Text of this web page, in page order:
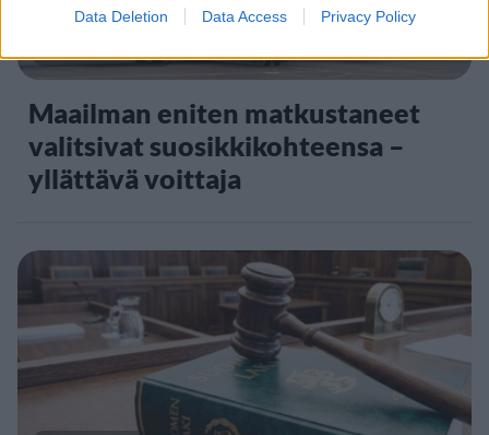
Data Deletion Data Access Privacy Policy
Maailman eniten matkustaneet
valitsivat suosikkikohteensa –
yllättävä voittaja